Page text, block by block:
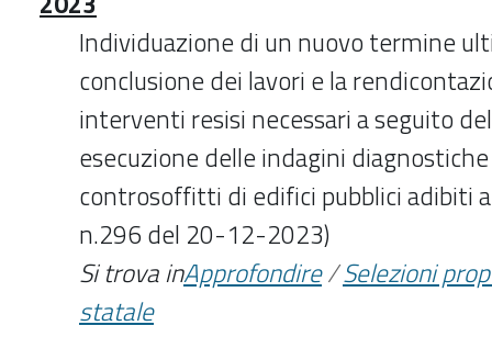
Individuazione di un nuovo termine
conclusione dei lavori e la
interventi resisi necessari a seguito
esecuzione delle indagini
controsoffitti di edifici pubblici adibiti
n.296 del 20-12-2023)
Si trova inApprofondire/Selezioni
statale